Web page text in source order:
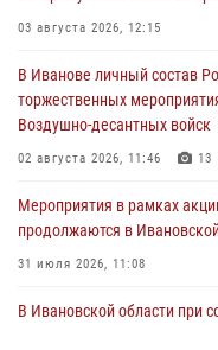
03 августа 2026, 12:15
В Иванове личный состав
торжественных
Воздушно-десантных войск
02 августа 2026, 11:46 13
Мероприятия в рамках
продолжаются в
31 июля 2026, 11:08
В Ивановской области при